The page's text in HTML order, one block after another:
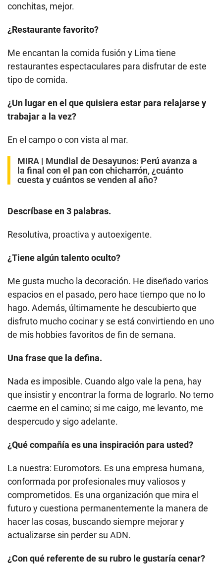
conchitas, mejor.
¿Restaurante favorito?
Me encantan la comida fusión y Lima tiene
restaurantes espectaculares para disfrutar de este
tipo de comida.
¿Un lugar en el que quisiera estar para relajarse y
trabajar a la vez?
En el campo o con vista al mar.
MIRA | Mundial de Desayunos: Perú avanza a
la final con el pan con chicharrón, ¿cuánto
cuesta y cuántos se venden al año?
Descríbase en 3 palabras.
Resolutiva, proactiva y autoexigente.
¿Tiene algún talento oculto?
Me gusta mucho la decoración. He diseñado varios
espacios en el pasado, pero hace tiempo que no lo
hago. Además, últimamente he descubierto que
disfruto mucho cocinar y se está convirtiendo en uno
de mis hobbies favoritos de fin de semana.
Una frase que la defina.
Nada es imposible. Cuando algo vale la pena, hay
que insistir y encontrar la forma de lograrlo. No temo
caerme en el camino; si me caigo, me levanto, me
despercudo y sigo adelante.
¿Qué compañía es una inspiración para usted?
La nuestra: Euromotors. Es una empresa humana,
conformada por profesionales muy valiosos y
comprometidos. Es una organización que mira el
futuro y cuestiona permanentemente la manera de
hacer las cosas, buscando siempre mejorar y
actualizarse sin perder su ADN.
¿Con qué referente de su rubro le gustaría cenar?